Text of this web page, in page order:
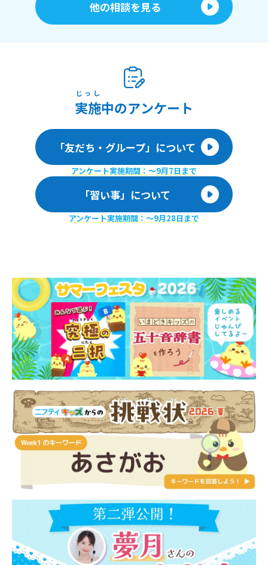
他の相談を見る
実施
じっし
中のアンケート
「友だち・グループ」について
アンケート実施期間：〜9月7日まで
「習い事」について
アンケート実施期間：〜9月28日まで